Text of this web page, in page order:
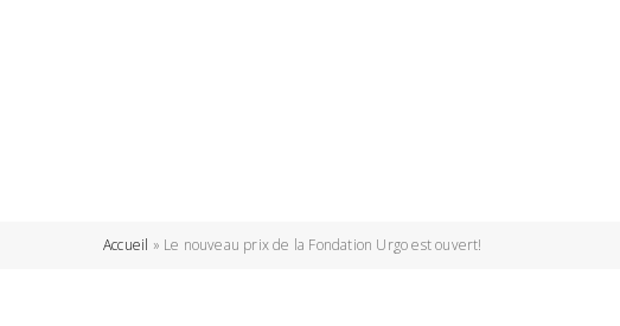
Accueil » Le nouveau prix de la Fondation Urgo est ouvert!